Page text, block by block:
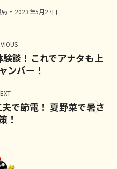
2023年5月27日
Previous
post:
談！これでアナタも上
ンパー！
Next
post:
で節電！ 夏野菜で暑さ
！